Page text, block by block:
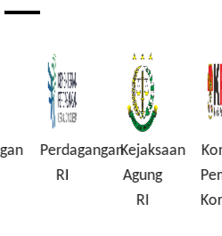
PerdaganganKejaksaan
Agung
Komisi
Korupsi